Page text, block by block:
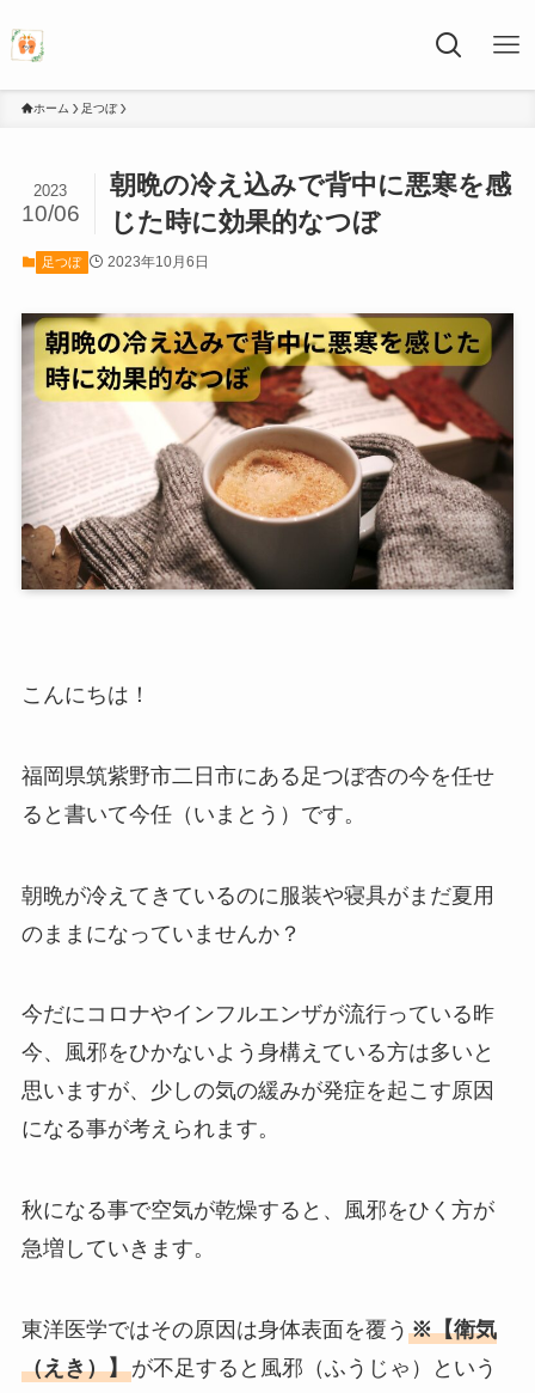
ホーム 足つぼ
朝晩の冷え込みで背中に悪寒を感
じた時に効果的なつぼ
2023
10/06
足つぼ 2023年10月6日
こんにちは！
福岡県筑紫野市二日市にある足つぼ杏の今を任せ
ると書いて今任（いまとう）です。
朝晩が冷えてきているのに服装や寝具がまだ夏用
のままになっていませんか？
今だにコロナやインフルエンザが流行っている昨
今、風邪をひかないよう身構えている方は多いと
思いますが、少しの気の緩みが発症を起こす原因
になる事が考えられます。
秋になる事で空気が乾燥すると、風邪をひく方が
急増していきます。
東洋医学ではその原因は身体表面を覆う ※【衛気
（えき）】が不足すると風邪（ふうじゃ）という